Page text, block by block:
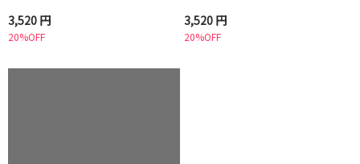
3,520 円
20%OFF
3,520 円
20%OFF